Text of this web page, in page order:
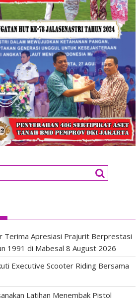
Terima Apresiasi Prajurit Berprestasi
1991 di Mabesal 8 August 2026
Executive Scooter Riding Bersama
Latihan Menembak Pistol